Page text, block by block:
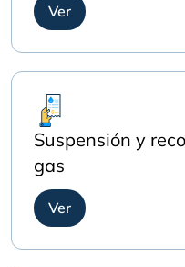
Ver
Suspensión y
gas
Ver